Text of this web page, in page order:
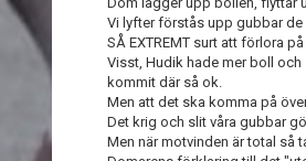
Vi lyfter förstås upp gubbar de
SÅ EXTREMT surt att förlora
Visst, Hudik hade mer boll
kommit där så ok.
Men att det ska komma på
Det krig och slit våra gubbar
Men när motvinden är total så